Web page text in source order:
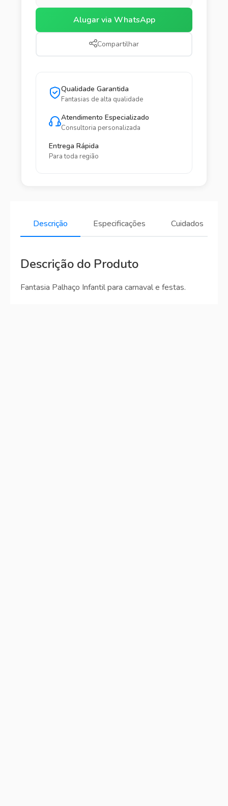
Alugar via WhatsApp
Compartilhar
Qualidade Garantida
Fantasias de alta qualidade
Atendimento Especializado
Consultoria personalizada
Entrega Rápida
Para toda região
Descrição Especificações Cuidados
Descrição do Produto
Fantasia Palhaço Infantil para carnaval e festas.